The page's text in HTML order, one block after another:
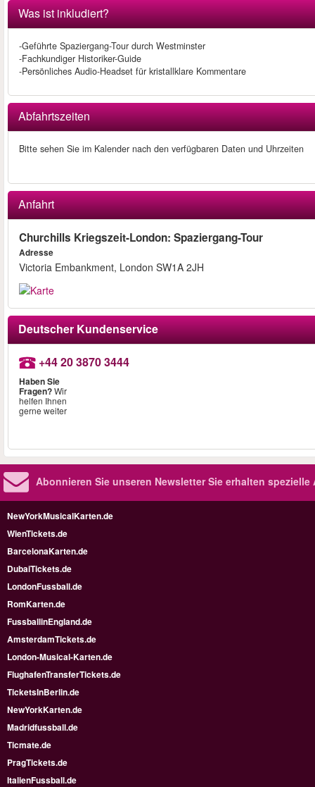
Was ist inkludiert?
-Geführte Spaziergang-Tour durch Westminster
-Fachkundiger Historiker-Guide
-Persönliches Audio-Headset für kristallklare Kommentare
Abfahrtszeiten
Bitte sehen Sie im Kalender nach den verfügbaren Daten und Uhrzeiten
Anfahrt
Churchills Kriegszeit-London: Spaziergang-Tour
Adresse
Victoria Embankment, London SW1A 2JH
Deutscher Kundenservice
+44 20 3870 3444
Haben Sie
Fragen?Wir
helfen Ihnen
gerne weiter
Abonnieren Sie unseren NewsletterSie erhalten spezielle
NewYorkMusicalKarten.de
WienTickets.de
BarcelonaKarten.de
DubaiTickets.de
LondonFussball.de
RomKarten.de
FussballinEngland.de
AmsterdamTickets.de
London-Musical-Karten.de
FlughafenTransferTickets.de
TicketsInBerlin.de
NewYorkKarten.de
Madridfussball.de
Ticmate.de
PragTickets.de
ItalienFussball.de